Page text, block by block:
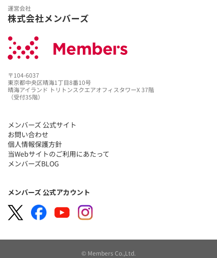
運営会社
株式会社メンバーズ
〒104-6037
東京都中央区晴海1丁目8番10号
晴海アイランド トリトンスクエアオフィスタワーX 37階
（受付35階）
メンバーズ 公式サイト
お問い合わせ
個人情報保護方針
当Webサイトのご利用にあたって
メンバーズBLOG
メンバーズ 公式アカウント
© Members Co.,Ltd.